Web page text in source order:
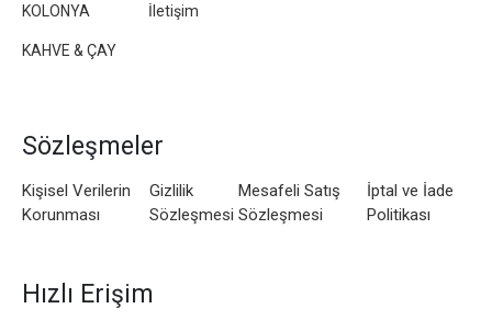
KOLONYA
KAHVE & ÇAY
İletişim
Sözleşmeler
Kişisel Verilerin
Korunması
Gizlilik
Sözleşmesi
Mesafeli Satış
Sözleşmesi
İptal ve İade
Politikası
Hızlı Erişim